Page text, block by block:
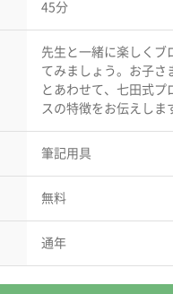
45分
先生と一緒に楽しくブ
てみましょう。お子さ
とあわせて、七田式プ
スの特徴をお伝えしま
筆記用具
無料
通年